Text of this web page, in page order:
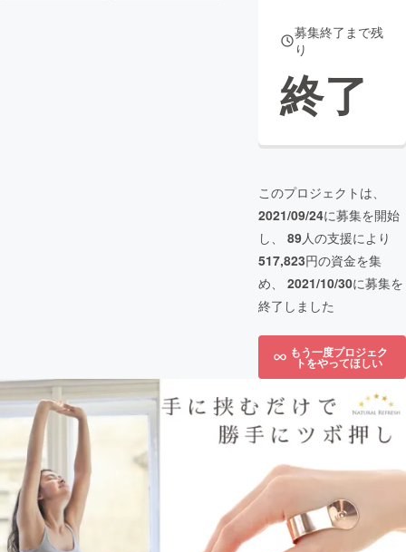
募集終了まで残
り
終了
このプロジェクトは、
2021/09/24に募集を開始
し、 89人の支援により
517,823円の資金を集
め、 2021/10/30に募集を
終了しました
もう一度プロジェク
トをやってほしい